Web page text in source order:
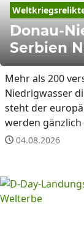
Donau-
Serbien
Mehr als 200
Niedrigwasser
steht der
werden gänzlich
04.08.2026